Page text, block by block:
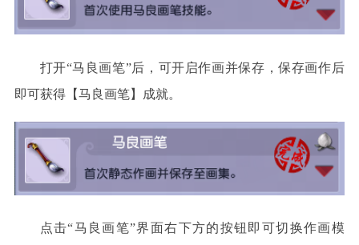
打开“马良画笔”后，可开启作画并保存，保存画作后
即可获得【马良画笔】成就。
点击“马良画笔”界面右下方的按钮即可切换作画模